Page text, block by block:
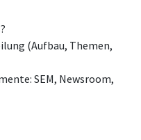
(Aufbau, Themen,
SEM, Newsroom,